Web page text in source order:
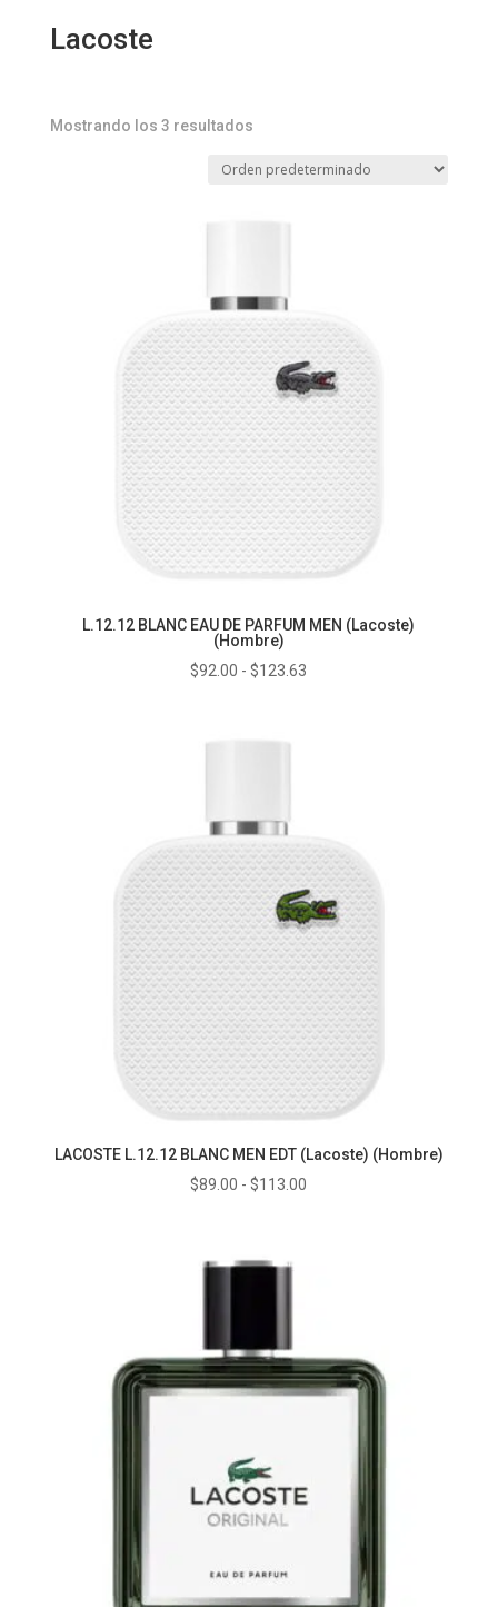
Lacoste
Mostrando los 3 resultados
L.12.12 BLANC EAU DE PARFUM MEN (Lacoste)
(Hombre)
$92.00 - $123.63
$123.63
LACOSTE L.12.12 BLANC MEN EDT (Lacoste) (Hombre)
$89.00 - $113.00
$113.00